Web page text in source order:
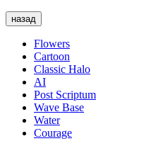
назад
Flowers
Cartoon
Classic Halo
AI
Post Scriptum
Wave Base
Water
Courage